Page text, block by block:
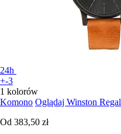
24h
+-3
1 kolorów
Komono Oglądaj Winston Regal
Od 383,50 zł